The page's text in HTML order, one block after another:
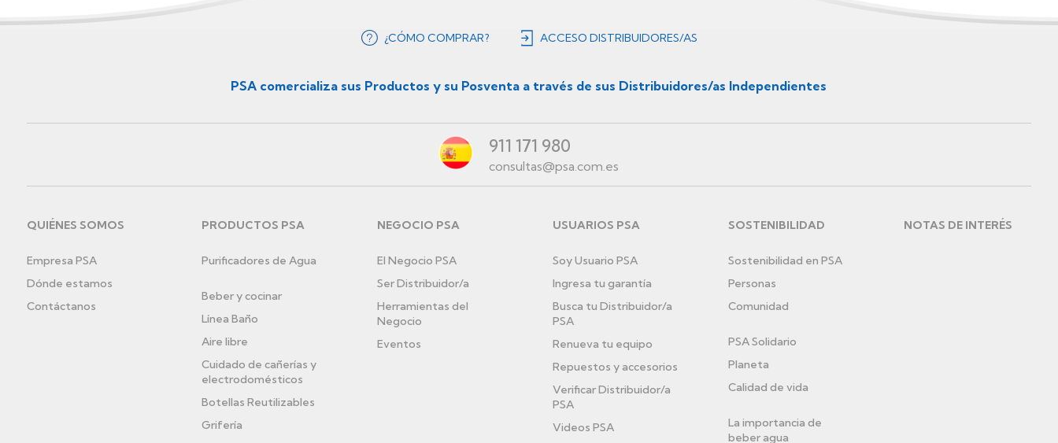
¿CÓMO COMPRAR? ACCESO DISTRIBUIDORES/AS
PSA comercializa sus Productos y su Posventa a través de sus Distribuidores/as Independientes
911 171 980
consultas@psa.com.es
pie
de
QUIÉNES SOMOS
Empresa PSA
Dónde estamos
Contáctanos
PRODUCTOS PSA
Purificadores de Agua
Beber y cocinar
Línea Baño
Aire libre
Cuidado de cañerías y
electrodomésticos
Botellas Reutilizables
Grifería
NEGOCIO PSA
El Negocio PSA
Ser Distribuidor/a
Herramientas del
Negocio
Eventos
USUARIOS PSA
Soy Usuario PSA
Ingresa tu garantía
Busca tu Distribuidor/a
PSA
Renueva tu equipo
Repuestos y accesorios
Verificar Distribuidor/a
PSA
Videos PSA
SOSTENIBILIDAD
Sostenibilidad en PSA
Personas
Comunidad
PSA Solidario
Planeta
Calidad de vida
La importancia de
beber agua
NOTAS DE INTERÉS